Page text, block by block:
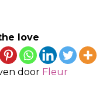
love
door Fleur